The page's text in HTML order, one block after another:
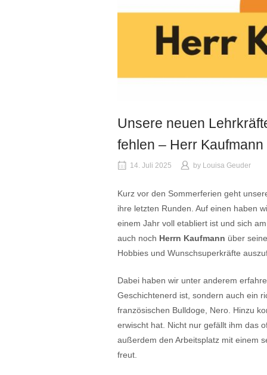
Unsere neuen
fehlen – Herr Kaufmann
14. Juli 2025 by Louisa Geuder
Kurz vor den Sommerferien geht
ihre letzten Runden. Auf einen haben
einem Jahr voll etabliert ist und sich
auch noch Herrn Kaufmann über
Hobbies und Wunschsuperkräfte
Dabei haben wir unter anderem
Geschichtenerd ist, sondern auch ein
französischen Bulldoge, Nero. Hinzu
erwischt hat. Nicht nur gefällt ihm das
außerdem den Arbeitsplatz mit einem
freut.